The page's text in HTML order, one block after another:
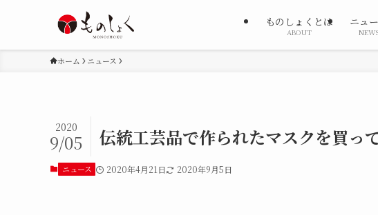
ものしょくとは
ABOUT
ニュ
ホーム ニュース
伝統工芸品で作られたマスクを買っ
2020
9/05
ニュース 2020年4月21日 2020年9月5日